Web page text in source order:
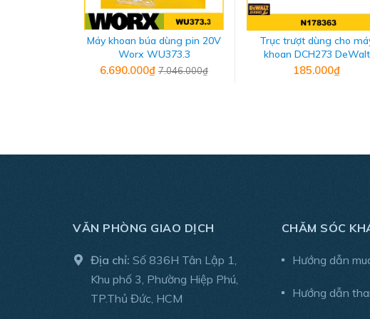
THÔNG SỐ KỸ THUẬT
- Thương hiệu: Dewalt
- Xuất xứ: China
Máy khoan búa dùng pin 20V
Worx WU373.3
6.690.000₫ 7.046.000₫
Trục trượt dùng cho
khoan DCH273 DeWalt
N178363
185.000₫
VĂN PHÒNG GIAO DỊCH
Địa chỉ: Số 836H Tân Lập 1,
Khu phố 3, Phường Hiệp Phú,
TP.Thủ Đức, HCM
CHĂM SÓC
Hướng dẫn
Hướng dẫn